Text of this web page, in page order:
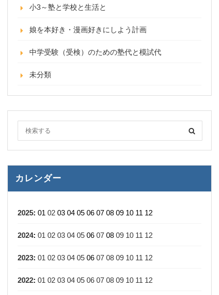
小3～塾と学校と生活と
娘を本好き・漫画好きにしよう計画
中学受験（受検）のための塾代と模試代
未分類
カレンダー
2025: 01 02 03 04 05 06 07 08 09 10 11 12
2024: 01 02 03 04 05 06 07 08 09 10 11 12
2023: 01 02 03 04 05 06 07 08 09 10 11 12
2022: 01 02 03 04 05 06 07 08 09 10 11 12